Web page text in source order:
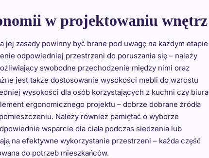
w projektowaniu wnętrz
zasady powinny być brane pod uwagę na każdym etapie
odpowiedniej przestrzeni do poruszania się – należy
swobodne przechodzenie między nimi oraz
jest także dostosowanie wysokości mebli do wzrostu
wysokości dla osób korzystających z kuchni czy biura
ergonomicznego projektu – dobrze dobrane źródła
Należy również pamiętać o wyborze
wsparcie dla ciała podczas siedzenia lub
na efektywne wykorzystanie przestrzeni – każda część
do potrzeb mieszkańców.